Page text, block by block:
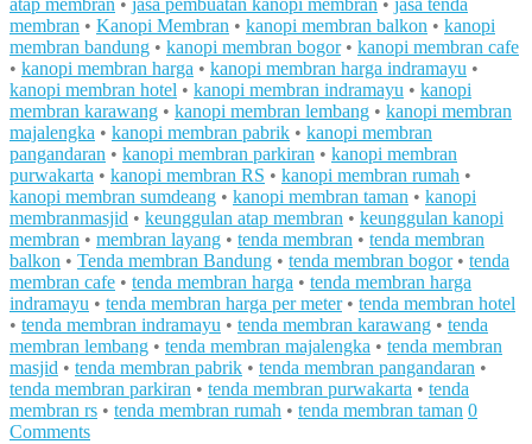
atap membran • jasa pembuatan kanopi membran • jasa tenda
membran • Kanopi Membran • kanopi membran balkon • kanopi
membran bandung • kanopi membran bogor• kanopi membran cafe
• kanopi membran harga • kanopi membran harga indramayu •
kanopi membran hotel • kanopi membran indramayu • kanopi
membran karawang • kanopi membran lembang • kanopi membran
majalengka • kanopi membran pabrik • kanopi membran
pangandaran • kanopi membran parkiran • kanopi membran
purwakarta • kanopi membran RS • kanopi membran rumah •
kanopi membran sumdeang • kanopi membran taman • kanopi
membranmasjid • keunggulan atap membran • keunggulan kanopi
membran • membran layang • tenda membran • tenda membran
balkon • Tenda membran Bandung • tenda membran bogor• tenda
membran cafe • tenda membran harga • tenda membran harga
indramayu • tenda membran harga per meter• tenda membran hotel
• tenda membran indramayu • tenda membran karawang • tenda
membran lembang • tenda membran majalengka • tenda membran
masjid • tenda membran pabrik • tenda membran pangandaran •
tenda membran parkiran • tenda membran purwakarta • tenda
membran rs • tenda membran rumah • tenda membran taman 0
Comments